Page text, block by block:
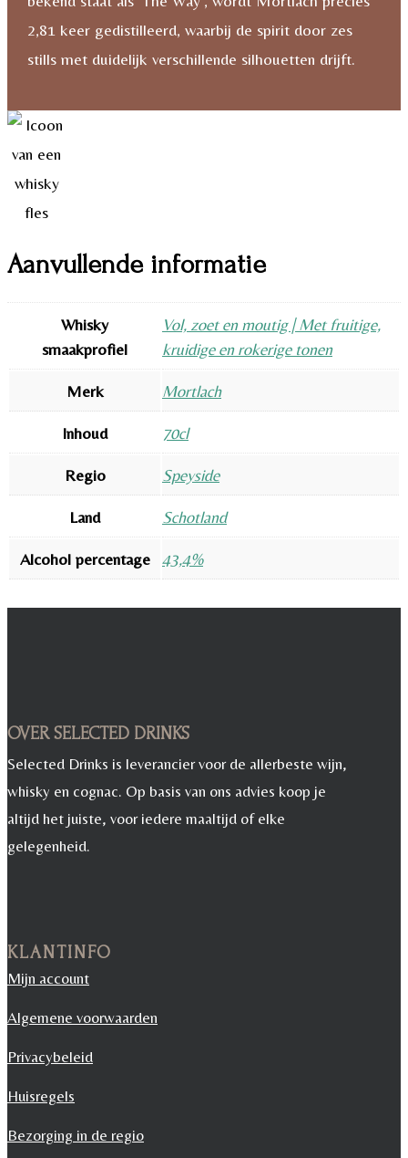
2,81 keer gedistilleerd, waarbij de spirit door zes
stills met duidelijk verschillende silhouetten drijft.
Aanvullende informatie
Whisky
smaakprofiel
Vol, zoet en moutig | Met fruitige,
kruidige en rokerige tonen
Merk Mortlach
Inhoud 70cl
Regio Speyside
Land Schotland
Alcohol percentage 43,4%
OVER SELECTED DRINKS
Selected Drinks is leverancier voor de allerbeste wijn,
whisky en cognac. Op basis van ons advies koop je
altijd het juiste, voor iedere maaltijd of elke
gelegenheid.
KLANTINFO
Mijn account
Algemene voorwaarden
Privacybeleid
Huisregels
Bezorging in de regio